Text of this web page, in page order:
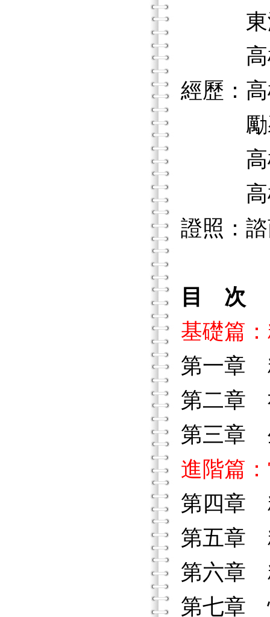
東海
高雄
經歷：
勵馨
高雄
高雄
證照：
目 次
基礎篇
第一章
第二章
第三章
進階篇
第四章
第五章
第六章
第七章